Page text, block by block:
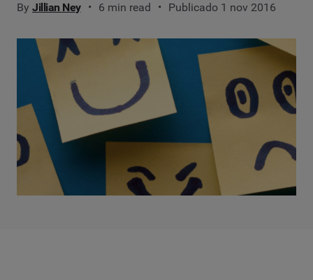
By Jillian Ney 6 min read Publicado 1 nov 2016